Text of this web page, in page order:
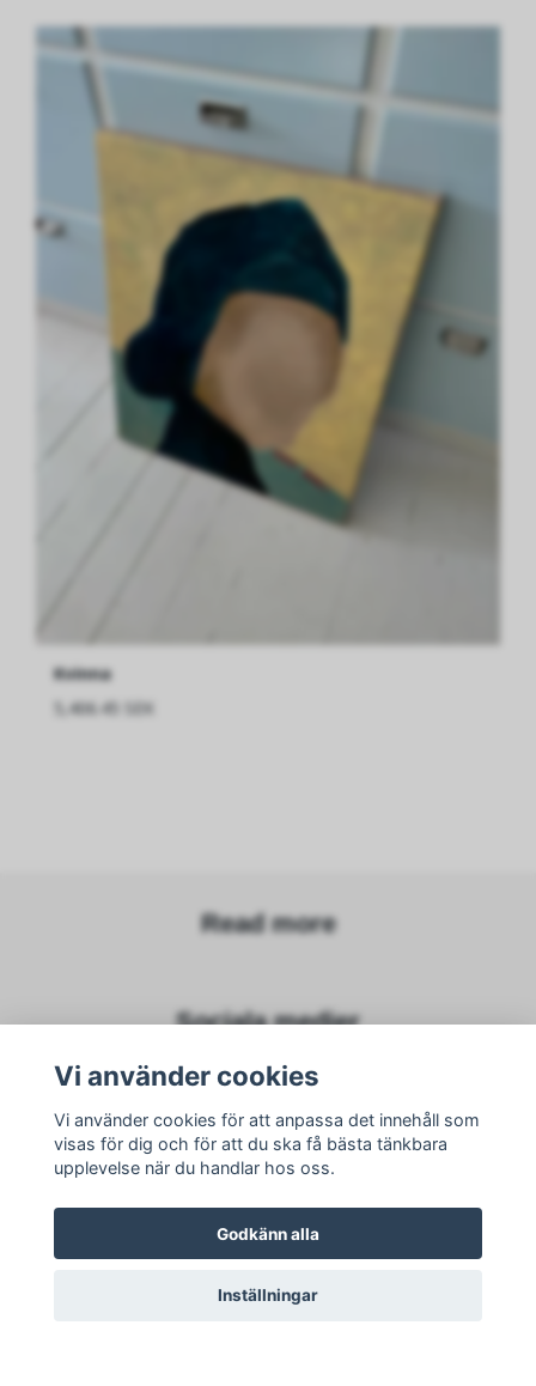
Kvinna
5,406.45 SEK
Read more
Sociala medier
Subscribe to newsletter
Vi använder cookies
Vi använder cookies för att anpassa det innehåll som
visas för dig och för att du ska få bästa tänkbara
upplevelse när du handlar hos oss.
Godkänn alla
Inställningar